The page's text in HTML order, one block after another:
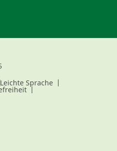
Leichte Sprache